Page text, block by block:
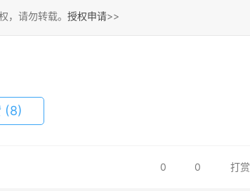
，请勿转载。 授权申请>>
(8)
0 0 打赏